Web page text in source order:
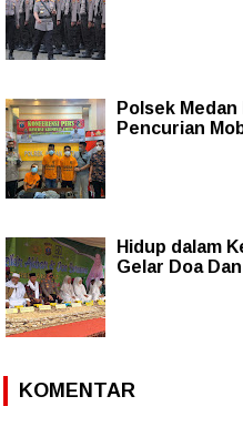
Polsek
Pencurian
Hidup dalam
Gelar Doa
KOMENTAR